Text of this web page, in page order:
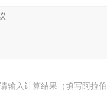
请输入计算结果（填写阿拉